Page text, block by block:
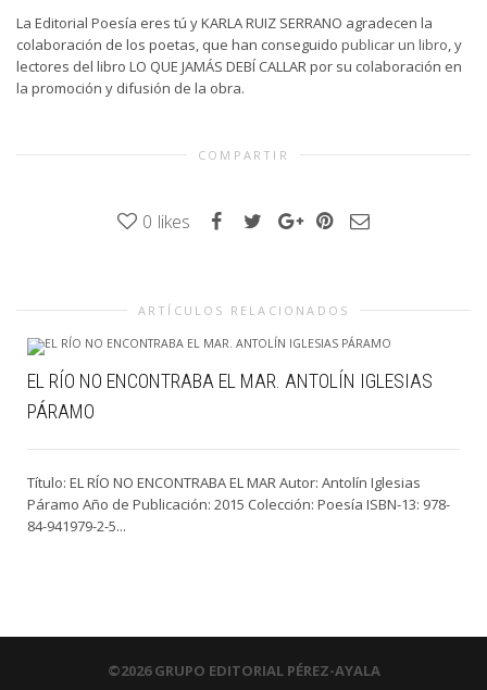
La Editorial Poesía eres tú y KARLA RUIZ SERRANO agradecen la
colaboración de los poetas, que han conseguido publicar un libro, y
lectores del libro LO QUE JAMÁS DEBÍ CALLAR por su colaboración en
la promoción y difusión de la obra.
COMPARTIR
0 likes
ARTÍCULOS RELACIONADOS
EL RÍO NO ENCONTRABA EL MAR. ANTOLÍN IGLESIAS
PÁRAMO
Título: EL RÍO NO ENCONTRABA EL MAR Autor: Antolín Iglesias
Páramo Año de Publicación: 2015 Colección: Poesía ISBN-13: 978-
84-941979-2-5...
©2026 GRUPO EDITORIAL PÉREZ-AYALA